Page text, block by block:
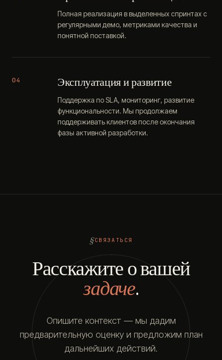
Полная реализация в выделенных спринтах с
регулярными демо, метриками качества и
понятной поставкой.
04 Эксплуатация и развитие
Поддержка по SLA, мониторинг, развитие
функциональности. Мы продолжаем
поддерживать клиентов после окончания
фазы активной разработки.
СВЯЗАТЬСЯ
Расскажите о вашей
задаче.
Опишите контекст — мы дадим
предварительную оценку и предложим план
дальнейших действий.